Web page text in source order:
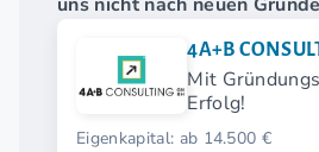
4A+B
Mit
Erfolg!
Eigenkapital: ab 14.500 €